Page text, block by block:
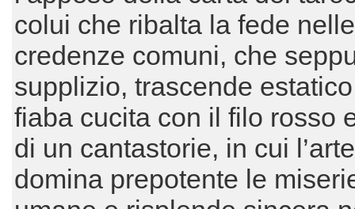
colui che ribalta la fede nelle
credenze comuni, che
supplizio, trascende
fiaba cucita con il filo rosso
di un cantastorie, in cui
domina prepotente le